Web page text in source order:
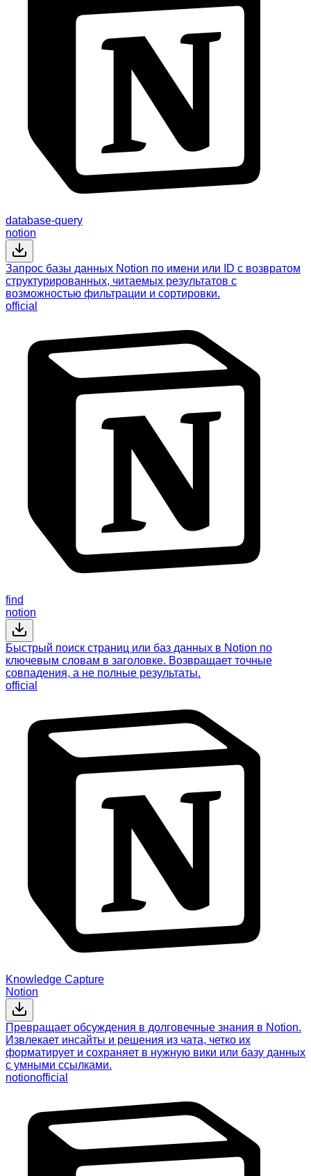
database-query
notion
Запрос базы данных Notion по имени или ID с возвратом
структурированных, читаемых результатов с
возможностью фильтрации и сортировки.
official
find
notion
Быстрый поиск страниц или баз данных в Notion по
ключевым словам в заголовке. Возвращает точные
совпадения, а не полные результаты.
official
Knowledge Capture
Notion
Превращает обсуждения в долговечные знания в Notion.
Извлекает инсайты и решения из чата, четко их
форматирует и сохраняет в нужную вики или базу данных
с умными ссылками.
notionofficial